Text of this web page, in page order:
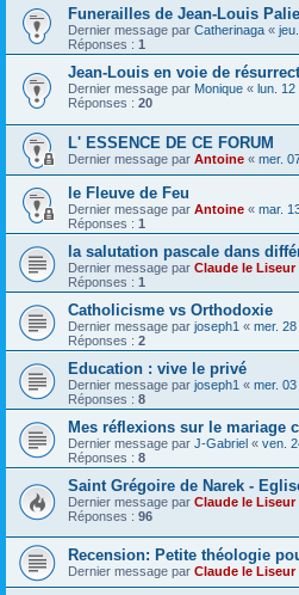
Funerailles de Jean-Louis
Dernier message par Catherinaga «
Réponses : 1
Jean-Louis en voie de
Dernier message par Monique « lun. 12
Réponses : 20
L' ESSENCE DE CE FORUM
Dernier message par Antoine « mer.
le Fleuve de Feu
Dernier message par Antoine « mar.
Réponses : 1
la salutation pascale dans
Dernier message par Claude le Liseur
Réponses : 1
Catholicisme vs Orthodoxie
Dernier message par joseph1 « mer.
Réponses : 2
Education : vive le privé
Dernier message par joseph1 « mer.
Réponses : 8
Mes réflexions sur le mariage
Dernier message par J-Gabriel « ven.
Réponses : 8
Saint Grégoire de Narek -
Dernier message par Claude le Liseur
Réponses : 96
Recension: Petite théologie
Dernier message par Claude le Liseur